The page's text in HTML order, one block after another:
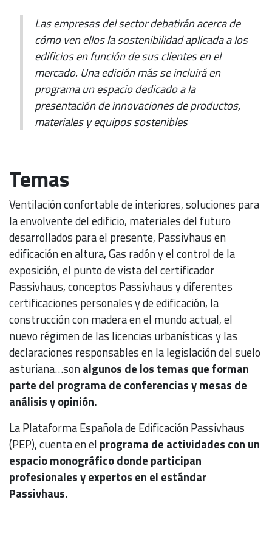
Las empresas del sector debatirán acerca de
cómo ven ellos la sostenibilidad aplicada a los
edificios en función de sus clientes en el
mercado. Una edición más se incluirá en
programa un espacio dedicado a la
presentación de innovaciones de productos,
materiales y equipos sostenibles
Temas
Ventilación confortable de interiores, soluciones para
la envolvente del edificio, materiales del futuro
desarrollados para el presente, Passivhaus en
edificación en altura, Gas radón y el control de la
exposición, el punto de vista del certificador
Passivhaus, conceptos Passivhaus y diferentes
certificaciones personales y de edificación, la
construcción con madera en el mundo actual, el
nuevo régimen de las licencias urbanísticas y las
declaraciones responsables en la legislación del suelo
asturiana…sonalgunos de los temas que forman
parte del programa de conferencias y mesas de
análisis y opinión.
La Plataforma Española de Edificación Passivhaus
(PEP), cuenta en el programa de actividades con un
espacio monográfico donde participan
profesionales y expertos en el estándar
Passivhaus.